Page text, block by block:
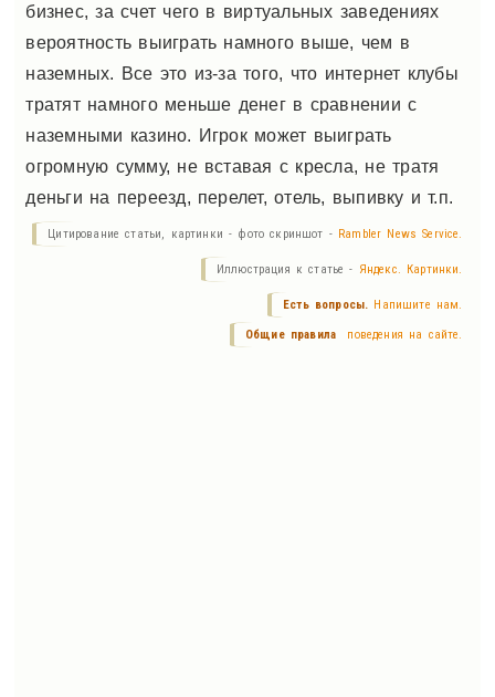
бизнес, за счет чего в виртуальных заведениях
вероятность выиграть намного выше, чем в
наземных. Все это из-за того, что интернет клубы
тратят намного меньше денег в сравнении с
наземными казино. Игрок может выиграть
огромную сумму, не вставая с кресла, не тратя
деньги на переезд, перелет, отель, выпивку и т.п.
Цитирование статьи, картинки - фото скриншот - Rambler News Service.
Иллюстрация к статье - Яндекс. Картинки.
Есть вопросы. Напишите нам.
Общие правила поведения на сайте.